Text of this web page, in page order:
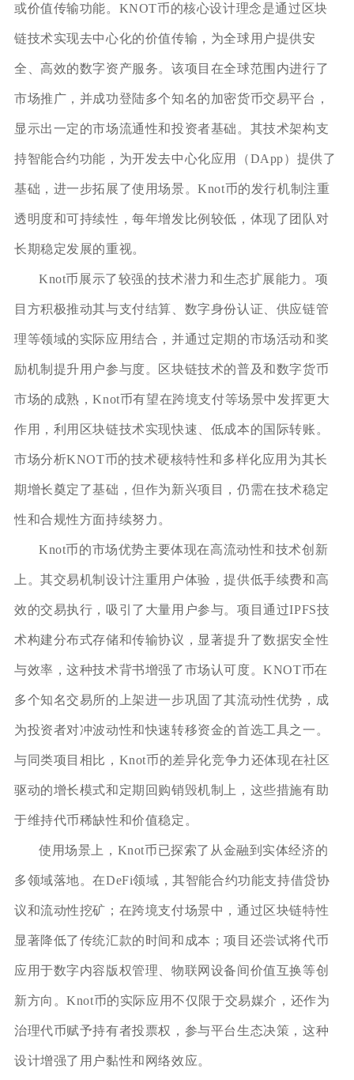
或价值传输功能。KNOT币的核心设计理念是通过区块
链技术实现去中心化的价值传输，为全球用户提供安
全、高效的数字资产服务。该项目在全球范围内进行了
市场推广，并成功登陆多个知名的加密货币交易平台，
显示出一定的市场流通性和投资者基础。其技术架构支
持智能合约功能，为开发去中心化应用（DApp）提供了
基础，进一步拓展了使用场景。Knot币的发行机制注重
透明度和可持续性，每年增发比例较低，体现了团队对
长期稳定发展的重视。
Knot币展示了较强的技术潜力和生态扩展能力。项
目方积极推动其与支付结算、数字身份认证、供应链管
理等领域的实际应用结合，并通过定期的市场活动和奖
励机制提升用户参与度。区块链技术的普及和数字货币
市场的成熟，Knot币有望在跨境支付等场景中发挥更大
作用，利用区块链技术实现快速、低成本的国际转账。
市场分析KNOT币的技术硬核特性和多样化应用为其长
期增长奠定了基础，但作为新兴项目，仍需在技术稳定
性和合规性方面持续努力。
Knot币的市场优势主要体现在高流动性和技术创新
上。其交易机制设计注重用户体验，提供低手续费和高
效的交易执行，吸引了大量用户参与。项目通过IPFS技
术构建分布式存储和传输协议，显著提升了数据安全性
与效率，这种技术背书增强了市场认可度。KNOT币在
多个知名交易所的上架进一步巩固了其流动性优势，成
为投资者对冲波动性和快速转移资金的首选工具之一。
与同类项目相比，Knot币的差异化竞争力还体现在社区
驱动的增长模式和定期回购销毁机制上，这些措施有助
于维持代币稀缺性和价值稳定。
使用场景上，Knot币已探索了从金融到实体经济的
多领域落地。在DeFi领域，其智能合约功能支持借贷协
议和流动性挖矿；在跨境支付场景中，通过区块链特性
显著降低了传统汇款的时间和成本；项目还尝试将代币
应用于数字内容版权管理、物联网设备间价值互换等创
新方向。Knot币的实际应用不仅限于交易媒介，还作为
治理代币赋予持有者投票权，参与平台生态决策，这种
设计增强了用户黏性和网络效应。